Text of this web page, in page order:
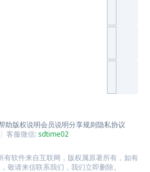
助版权说明会员说明分享规则隐私协议
客服微信:sdtime02
有软件来自互联网，版权属原著所有，如有
敬请来信联系我们，我们立即删除。